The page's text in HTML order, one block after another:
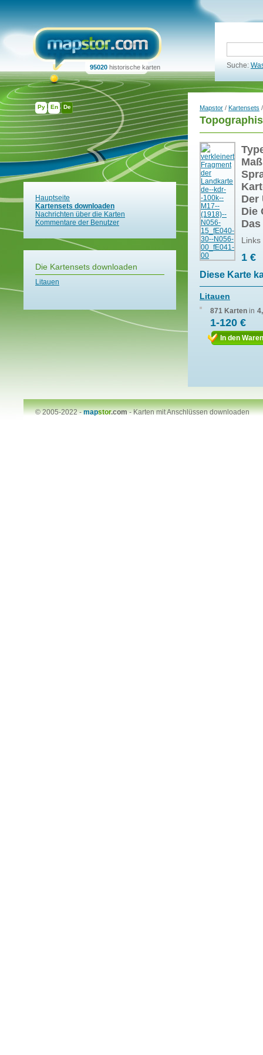
Ру En De
95020 historische karten Suche:
Hauptseite
Kartensets downloaden
Nachrichten über die Karten
Kommentare der Benutzer
Die Kartensets downloaden
Litauen
Mapstor / Kartensets
Der
Die
1 €
Diese Karte
Litauen
871 Karten in
1-120 €
In den
© 2005-2022 -mapstor.com-Karten mit Anschlüssen downloaden